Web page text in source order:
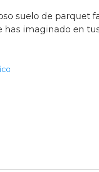
suelo de parquet
has imaginado en